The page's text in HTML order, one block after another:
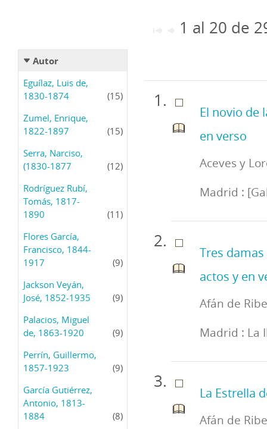
Autor
Eguílaz, Luis de,
1830-1874
(15)
Zumel, Enrique,
1822-1897
(15)
Serra, Narciso,
(1830-1877
(12)
Rodríguez Rubí,
Tomás, 1817-
1890
(11)
Flores García,
Francisco, 1844-
1917
(9)
Jackson Veyán,
José, 1852-1935
(9)
Palacios, Miguel
de, 1863-1920
(9)
Perrín, Guillermo,
1857-1923
(9)
García Gutiérrez,
Antonio, 1813-
1884
(8)
1 al 20 de
El novio de
en verso
Aceves y
Madrid :
Tres
actos y en
Afán de
Madrid : La
La Estrella
Afán de